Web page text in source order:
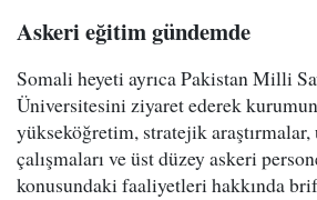
Askeri eğitim gündemde
Somali heyeti ayrıca Pakistan Milli
Üniversitesini ziyaret ederek
yükseköğretim, stratejik
çalışmaları ve üst düzey askeri
konusundaki faaliyetleri hakkında